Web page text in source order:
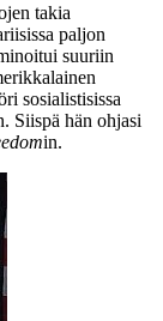
takia
paljon
suuriin
sosialistisissa
Siispä hän ohjasi
in.